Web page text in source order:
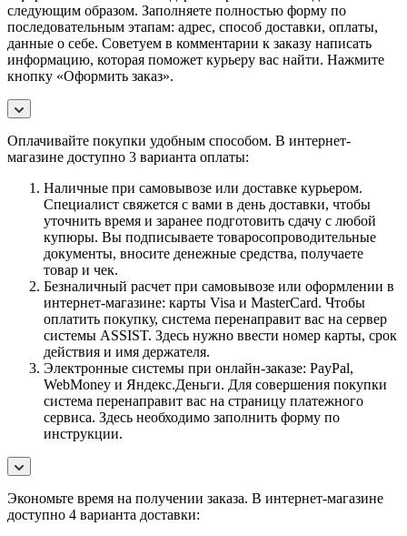
следующим образом. Заполняете полностью форму по
последовательным этапам: адрес, способ доставки, оплаты,
данные о себе. Советуем в комментарии к заказу написать
информацию, которая поможет курьеру вас найти. Нажмите
кнопку «Оформить заказ».
Оплачивайте покупки удобным способом. В интернет-
магазине доступно 3 варианта оплаты:
Наличные при самовывозе или доставке курьером.
Специалист свяжется с вами в день доставки, чтобы
уточнить время и заранее подготовить сдачу с любой
купюры. Вы подписываете товаросопроводительные
документы, вносите денежные средства, получаете
товар и чек.
Безналичный расчет при самовывозе или оформлении в
интернет-магазине: карты Visa и MasterCard. Чтобы
оплатить покупку, система перенаправит вас на сервер
системы ASSIST. Здесь нужно ввести номер карты, срок
действия и имя держателя.
Электронные системы при онлайн-заказе: PayPal,
WebMoney и Яндекс.Деньги. Для совершения покупки
система перенаправит вас на страницу платежного
сервиса. Здесь необходимо заполнить форму по
инструкции.
Экономьте время на получении заказа. В интернет-магазине
доступно 4 варианта доставки: